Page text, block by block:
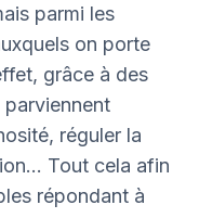
parmi les
on porte
grâce à des
réguler la
Tout cela afin
répondant à